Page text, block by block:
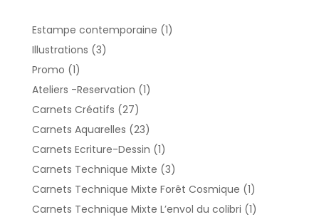
Estampe contemporaine 11
Illustrations 33
Promo 11
produit
Ateliers -Reservation 11
Carnets Créatifs 2727
produits
Carnets Aquarelles 2323
produits
Carnets Ecriture-Dessin 11
produit
Carnets Technique Mixte 33
produits
Carnets Technique Mixte Forêt Cosmique 11
produit
Carnets Technique Mixte L’envol du colibri 11